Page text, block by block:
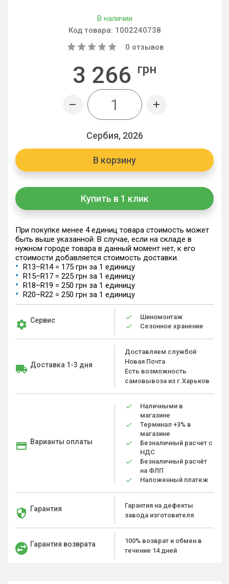
В наличии
Код товара: 1002240738
0 отзывов
3 266 грн
Сербия, 2026
В корзину
Купить в 1 клик
При покупке менее 4 единиц товара стоимость может
быть выше указанной. В случае, если на складе в
нужном городе товара в данный момент нет, к его
стоимости добавляется стоимость доставки.
R13–R14 = 175 грн за 1 единицу
R15–R17 = 225 грн за 1 единицу
R18–R19 = 250 грн за 1 единицу
R20–R22 = 250 грн за 1 единицу
Сервис
Шиномонтаж
Сезонное хранение
Доставка 1-3 дня
Доставляем службой
Новая Почта
Есть возможность
самовывоза из г.Харьков
Варианты оплаты
Наличными в
магазине
Терминал +3% в
магазине
Безналичный расчет с
НДС
Безналичный расчёт
на ФЛП
Наложенный платеж
Гарантия
Гарантия на дефекты
завода изготовителя
Гарантия возврата
100% возврат и обмен в
течение 14 дней